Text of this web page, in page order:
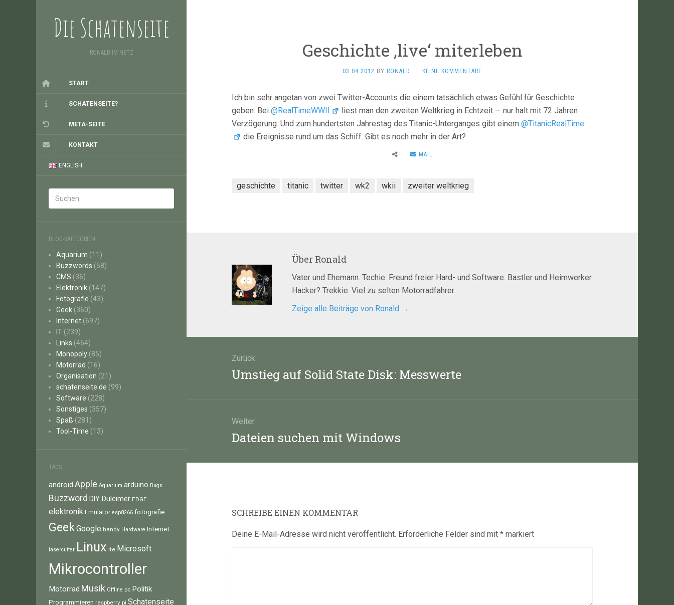
Die Schatenseite
RONALD IM NETZ
START
SCHATENSEITE?
META-SEITE
KONTAKT
ENGLISH
BLOG-KATEGORIEN
Aquarium (11)
Buzzwords (58)
CMS (36)
Elektronik (147)
Fotografie (43)
Geek (360)
Internet (697)
IT (239)
Links (464)
Monopoly (85)
Motorrad (16)
Organisation (21)
schatenseite.de (99)
Software (228)
Sonstiges (357)
Spaß (281)
Tool-Time (13)
TAGS
android Apple Aquarium arduino Bugs
Buzzword DIY Dulcimer EDGE
elektronik Emulator esp8266 fotografie
GeekGoogle handy Hardware Internet
lasercutter Linux lte Microsoft
Mikrocontroller
Motorrad Musik Offline pc Politik
Programmieren raspberry pi Schatenseite
Geschichte ‚live‘ miterleben
03.04.2012 BY RONALD · KEINE KOMMENTARE
Ich bin sehr angetan von zwei Twitter-Accounts die einem tatsächlich etwas Gefühl für Geschichte
geben: Bei @RealTimeWWII
liest man den zweiten Weltkrieg in Echtzeit — nur halt mit 72 Jahren
Verzögerung. Und zum hundertsten Jahrestag des Titanic-Unterganges gibt einem @TitanicRealTime
die Ereignisse rund um das Schiff. Gibt es noch mehr in der Art?
MAIL
geschichte titanic twitter wk2 wkii zweiter weltkrieg
Über Ronald
Vater und Ehemann. Techie. Freund freier Hard- und Software. Bastler und Heimwerker.
Hacker? Trekkie. Viel zu selten Motorradfahrer.
Zeige alle Beiträge von Ronald →
Zurück
Vorheriger
Umstieg auf Solid State Disk: Messwerte
Weiter
Nächster
Dateien suchen mit Windows
SCHREIBE EINEN KOMMENTAR
Deine E-Mail-Adresse wird nicht veröffentlicht. Erforderliche Felder sind mit * markiert